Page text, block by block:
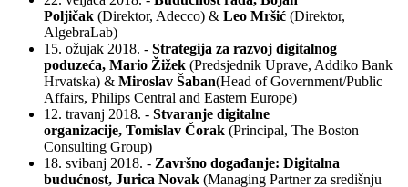
Poljičak (Direktor, Adecco) & Leo Mršić (Direktor,
AlgebraLab)
15. ožujak 2018. - Strategija za razvoj digitalnog
poduzeća, Mario Žižek (Predsjednik Uprave, Addiko Bank
Hrvatska) & Miroslav Šaban(Head of Government/Public
Affairs, Philips Central and Eastern Europe)
12. travanj 2018. - Stvaranje digitalne
organizacije, Tomislav Čorak (Principal, The Boston
Consulting Group)
18. svibanj 2018. - Završno događanje: Digitalna
budućnost, Jurica Novak (Managing Partner za središnju